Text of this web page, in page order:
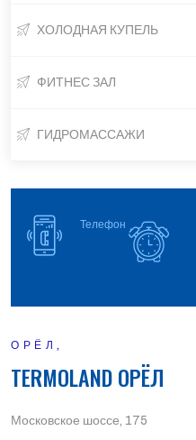
ХОЛОДНАЯ КУПЕЛЬ
ФИТНЕС ЗАЛ
ГИДРОМАССАЖИ
Телефон
ОРЁЛ,
TERMOLAND ОРЁЛ
Московское шоссе, 175